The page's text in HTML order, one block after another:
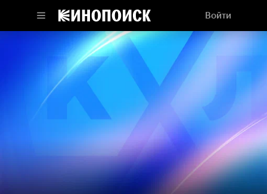
Войти